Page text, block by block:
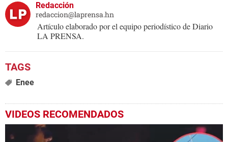
Redacción
redaccion@laprensa.hn
Artículo elaborado por el equipo periodístico de Diario
LA PRENSA.
Enee
VIDEOS RECOMENDADOS